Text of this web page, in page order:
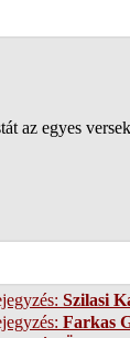
az egyes
Szilasi
Farkas